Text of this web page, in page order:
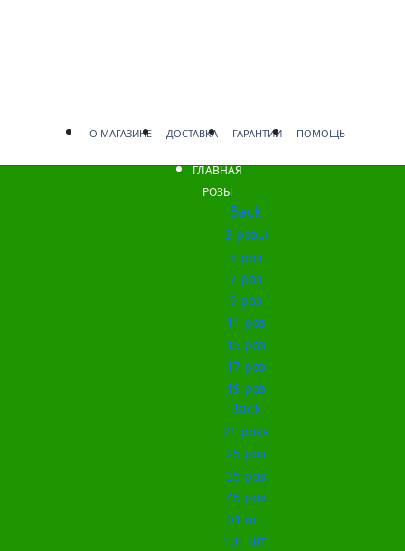
О МАГАЗИНЕ ДОСТАВКА ГАРАНТИИ ПОМОЩЬ
ГЛАВНАЯ
РОЗЫ
Back
3 розы
5 роз
7 роз
9 роз
11 роз
15 роз
17 роз
19 роз
Back
21 роза
25 роз
35 роз
45 роз
51 шт.
101 шт.